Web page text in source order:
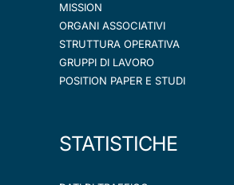
MISSION
ORGANI ASSOCIATIVI
STRUTTURA OPERATIVA
GRUPPI DI LAVORO
POSITION PAPER E STUDI
STATISTICHE